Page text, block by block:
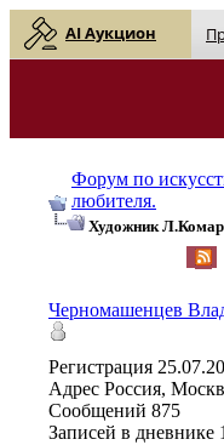
AI Аукцион
Форум по
любителя.
Художник Л.Комар
Черномашенцев
Регистрация
Адрес Россия,
Сообщений 875
Записей в дневнике